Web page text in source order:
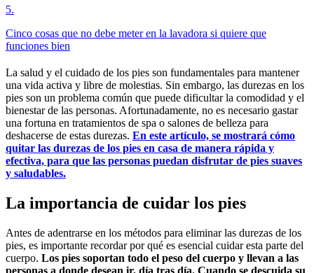
5.
Cinco cosas que no debe meter en la lavadora si quiere que
funciones bien
La salud y el cuidado de los pies son fundamentales para mantener
una vida activa y libre de molestias. Sin embargo, las durezas en los
pies son un problema común que puede dificultar la comodidad y el
bienestar de las personas. Afortunadamente, no es necesario gastar
una fortuna en tratamientos de spa o salones de belleza para
deshacerse de estas durezas. En este artículo, se mostrará cómo
quitar las durezas de los pies en casa de manera rápida y
efectiva, para que las personas puedan disfrutar de pies suaves
y saludables.
La importancia de cuidar los pies
Antes de adentrarse en los métodos para eliminar las durezas de los
pies, es importante recordar por qué es esencial cuidar esta parte del
cuerpo. Los pies soportan todo el peso del cuerpo y llevan a las
personas a donde desean ir, día tras día. Cuando se descuida su